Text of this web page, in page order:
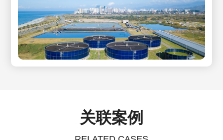
关联案例